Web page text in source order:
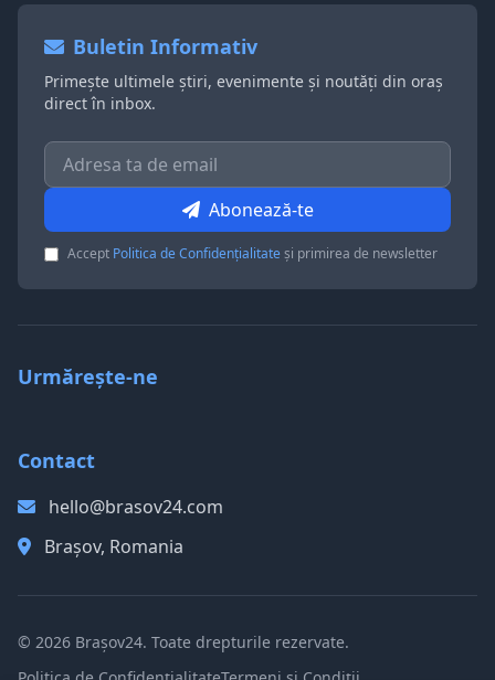
Buletin Informativ
Primește ultimele știri, evenimente și noutăți din oraș
direct în inbox.
Abonează-te
Accept Politica de Confidențialitateși primirea de newsletter
Urmărește-ne
Contact
hello@brasov24.com
Brașov, Romania
© 2026 Brașov24. Toate drepturile rezervate.